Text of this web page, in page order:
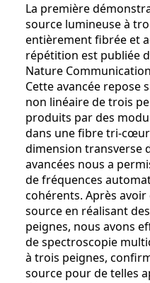
La première
source lumineuse à
entièrement fibrée et
répétition est publiée
Nature
Cette avancée repose
non linéaire de trois
produits par des
dans une fibre tri-
dimension transverse
avancées nous a
de fréquences
cohérents. Après
source en réalisant
peignes, nous avons
de spectroscopie
à trois peignes,
source pour de telles